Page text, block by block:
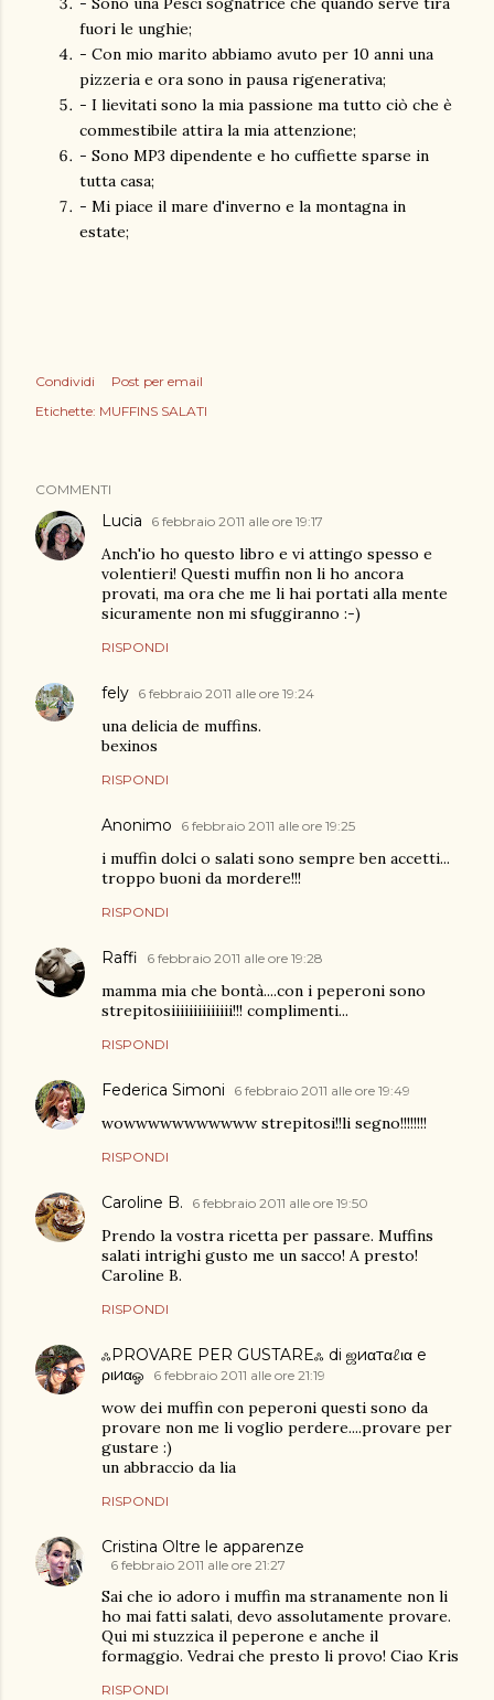
fuori le unghie;
- Con mio marito abbiamo avuto per 10 anni una
pizzeria e ora sono in pausa rigenerativa;
- I lievitati sono la mia passione ma tutto ciò che è
commestibile attira la mia attenzione;
- Sono MP3 dipendente e ho cuffiette sparse in
tutta casa;
- Mi piace il mare d'inverno e la montagna in
estate;
Condividi
Post per email
Etichette: MUFFINS SALATI
COMMENTI
Lucia 6 febbraio 2011 alle ore 19:17
Anch'io ho questo libro e vi attingo spesso e
volentieri! Questi muffin non li ho ancora
provati, ma ora che me li hai portati alla mente
sicuramente non mi sfuggiranno :-)
RISPONDI
fely 6 febbraio 2011 alle ore 19:24
una delicia de muffins.
bexinos
RISPONDI
Anonimo 6 febbraio 2011 alle ore 19:25
i muffin dolci o salati sono sempre ben accetti...
troppo buoni da mordere!!!
RISPONDI
Raffi 6 febbraio 2011 alle ore 19:28
mamma mia che bontà....con i peperoni sono
strepitosiiiiiiiiiiiiii!!! complimenti...
RISPONDI
Federica Simoni 6 febbraio 2011 alle ore 19:49
wowwwwwwwwwww strepitosi!!li segno!!!!!!!!
RISPONDI
Caroline B. 6 febbraio 2011 alle ore 19:50
Prendo la vostra ricetta per passare. Muffins
salati intrighi gusto me un sacco! A presto!
Caroline B.
RISPONDI
ஃPROVARE PER GUSTAREஃ di ஜиαтαℓια e
ριиαஓ
6 febbraio 2011 alle ore 21:19
wow dei muffin con peperoni questi sono da
provare non me li voglio perdere....provare per
gustare :)
un abbraccio da lia
RISPONDI
Cristina Oltre le apparenze
6 febbraio 2011 alle ore 21:27
Sai che io adoro i muffin ma stranamente non li
ho mai fatti salati, devo assolutamente provare.
Qui mi stuzzica il peperone e anche il
formaggio. Vedrai che presto li provo! Ciao Kris
RISPONDI